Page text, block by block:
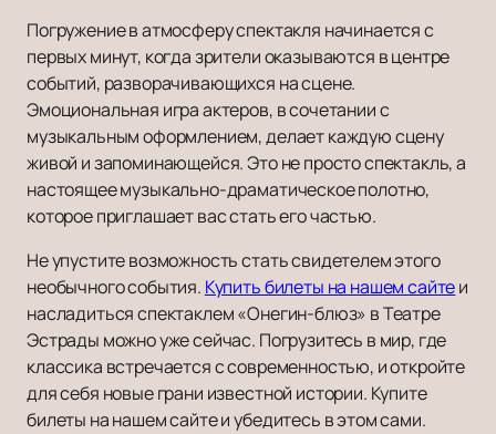
Погружение в атмосферу спектакля начинается с
первых минут, когда зрители оказываются в центре
событий, разворачивающихся на сцене.
Эмоциональная игра актеров, в сочетании с
музыкальным оформлением, делает каждую сцену
живой и запоминающейся. Это не просто спектакль, а
настоящее музыкально-драматическое полотно,
которое приглашает вас стать его частью.
Не упустите возможность стать свидетелем этого
необычного события. Купить билеты на нашем сайтеи
насладиться спектаклем «Онегин-блюз» в Театре
Эстрады можно уже сейчас. Погрузитесь в мир, где
классика встречается с современностью, и откройте
для себя новые грани известной истории. Купите
билеты на нашем сайте и убедитесь в этом сами.